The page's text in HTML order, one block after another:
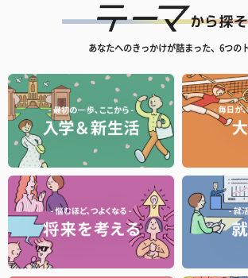
あなたへのきっかけが詰まった、6つの